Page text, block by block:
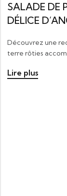
SALADE DE
DÉLICE
Découvrez une
terre rôties
Lire plus